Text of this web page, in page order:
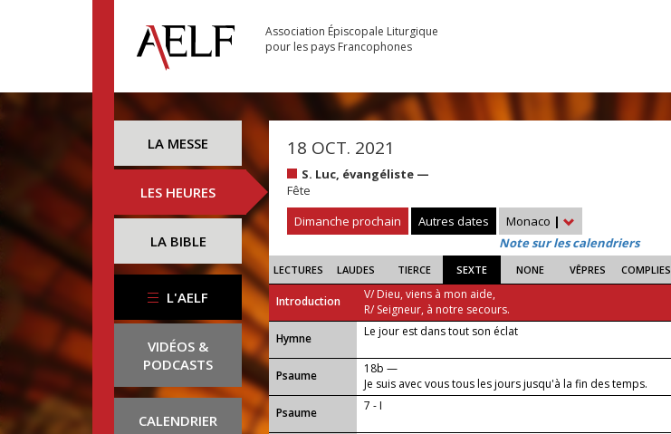
Association Épiscopale Liturgique
pour les pays Francophones
LA MESSE
LES HEURES
LA BIBLE
L'AELF
VIDÉOS &
PODCASTS
CALENDRIER
18 OCT. 2021
S. Luc, évangéliste —
Fête
Dimanche prochain
Autres dates Monaco |
Note sur les calendriers
LECTURES LAUDES TIERCE SEXTE NONE VÊPRES COMPLIES
Introduction
V/ Dieu, viens à mon aide,
R/ Seigneur, à notre secours.
...
Hymne Le jour est dans tout son éclat
Psaume
18b —
Je suis avec vous tous les jours jusqu'à la fin des temps.
Psaume
7 - I